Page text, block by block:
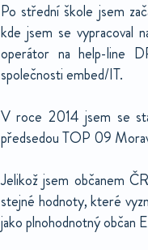
Po střední škole jsem
kde jsem se vypracoval
operátor na help-line
společnosti embed/IT.
V roce 2014 jsem se
předsedou TOP 09
Jelikož jsem občanem
stejné hodnoty, které
jako plnohodnotný občan